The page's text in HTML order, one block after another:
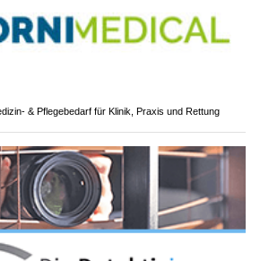
& Pflegebedarf für Klinik, Praxis und Rettung